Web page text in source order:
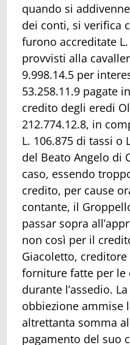
quando si
dei conti, si verifica
furono accreditate
provvisti alla
9.998.14.5 per
53.258.11.9 pagate
credito degli eredi
212.774.12.8, in
L. 106.875 di tassi o
del Beato Angelo di
caso, essendo
credito, per cause
contante, il
passar sopra
non così per il
Giacoletto, creditore
forniture fatte per le
durante l’assedio.
obbiezione ammise
altrettanta somma
pagamento del suo